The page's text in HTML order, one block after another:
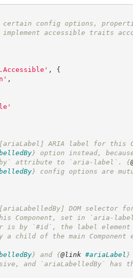
config options,
implement accessible traits
' ,
{
' ,
'
[ariaLabel] ARIA label for this
} option instead,
attribute to `aria-label`. {
} config options are
[ariaLabelledBy] DOM selector
Component, set in `aria-
`#id`, the label element
of the main Component
} and {@link #ariaLabel }
and `ariaLabelledBy` has